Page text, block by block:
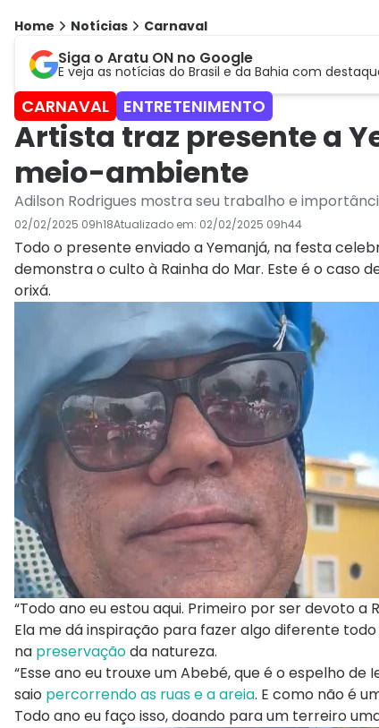
Home Notícias Carnaval
Siga o Aratu ON no Google
E veja as notícias do Brasil e da Bahia com
CARNAVAL ENTRETENIMENTO
Artista traz presente a
meio-ambiente
Adilson Rodrigues mostra seu trabalho e
02/02/2025 09h18Atualizado em: 02/02/2025 09h44
Todo o presente enviado a Yemanjá, na festa
demonstra o culto à Rainha do Mar. Este é o caso
orixá.
“Todo ano eu estou aqui. Primeiro por ser devoto
Ela me dá inspiração para fazer algo diferente
na preservaçãoda natureza.
“Esse ano eu trouxe um Abebé, que é o espelho
saio percorrendo as ruas e a areia. E como não é
Todo ano eu faço isso, doando para um terreiro